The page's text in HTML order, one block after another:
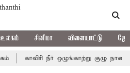
உலகம் சினிமா விளையாட்டு
காவிரி நீர் ஒழுங்காற்று குழு நாளை